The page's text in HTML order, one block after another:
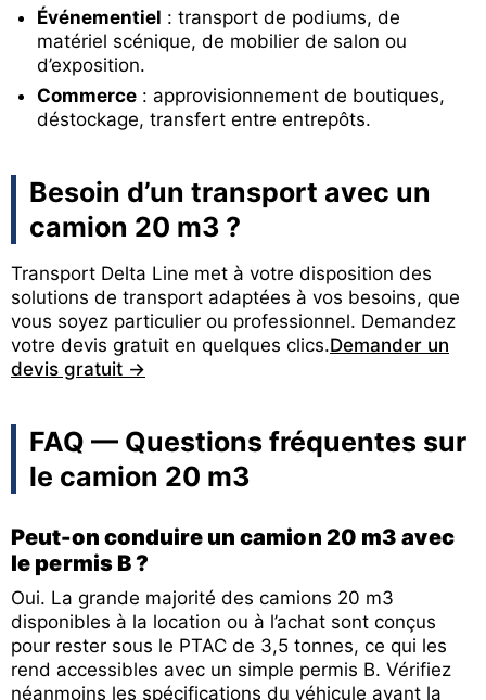
Événementiel : transport de podiums, de
matériel scénique, de mobilier de salon ou
d’exposition.
Commerce : approvisionnement de boutiques,
déstockage, transfert entre entrepôts.
Besoin d’un transport avec un
camion 20 m3 ?
Transport Delta Line met à votre disposition des
solutions de transport adaptées à vos besoins, que
vous soyez particulier ou professionnel. Demandez
votre devis gratuit en quelques clics.Demander un
devis gratuit →
FAQ — Questions fréquentes sur
le camion 20 m3
Peut-on conduire un camion 20 m3 avec
le permis B ?
Oui. La grande majorité des camions 20 m3
disponibles à la location ou à l’achat sont conçus
pour rester sous le PTAC de 3,5 tonnes, ce qui les
rend accessibles avec un simple permis B. Vérifiez
néanmoins les spécifications du véhicule avant la